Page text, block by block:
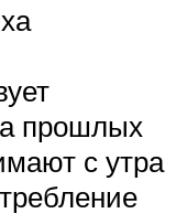
прошлых
с утра